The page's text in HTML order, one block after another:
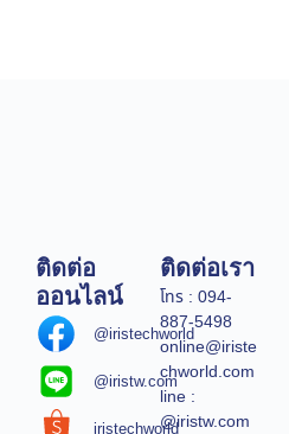
ติดต่อ
ออนไลน์
@iristechworld
@iristw.com
iristechworld
ติดต่อเรา
โทร : 094-
887-5498
online@iriste
chworld.com
line :
@iristw.com